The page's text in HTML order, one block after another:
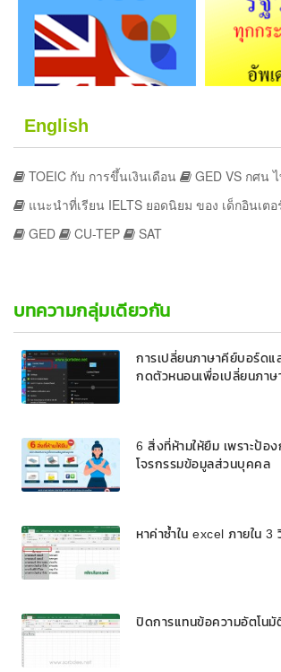
English
TOEIC กับ การขึ้นเงินเดือน
GED VS กศน
แนะนำที่เรียน IELTS ยอดนิยม ของ เด็กอินเตอ
GED
CU-TEP SAT
บทความกลุ่มเดียวกัน
การเปลี่ยนภาษาคีย์บอร์ดแ
กดตัวหนอนเพื่อเปลี่ยนภา
6 สิ่งที่ห้ามให้ยืม เพราะป้อ
โจรกรรมข้อมูลส่วนบุคคล
หาค่าซ้ำใน excel ภายใน 3
ปิดการแทนข้อความอัตโน